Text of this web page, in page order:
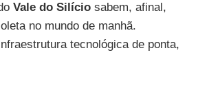
Vale do Silíciosabem, afinal,
no mundo de manhã.
tecnológica de ponta,